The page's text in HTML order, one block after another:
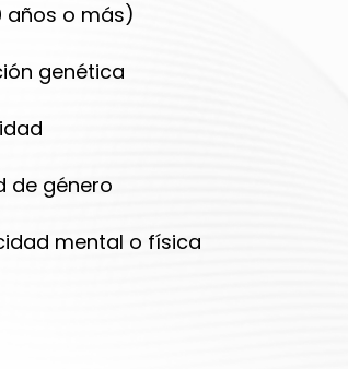
años o más)
genética
de género
mental o física